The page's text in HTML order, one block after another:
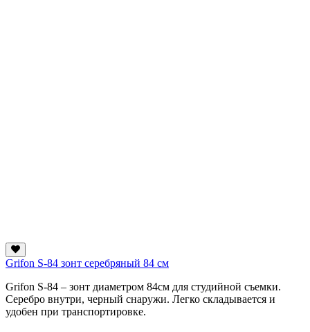
Grifon S-84 зонт серебряный 84 см
Grifon S-84 – зонт диаметром 84см для студийной съемки.
Серебро внутри, черный снаружи. Легко складывается и
удобен при транспортировке.